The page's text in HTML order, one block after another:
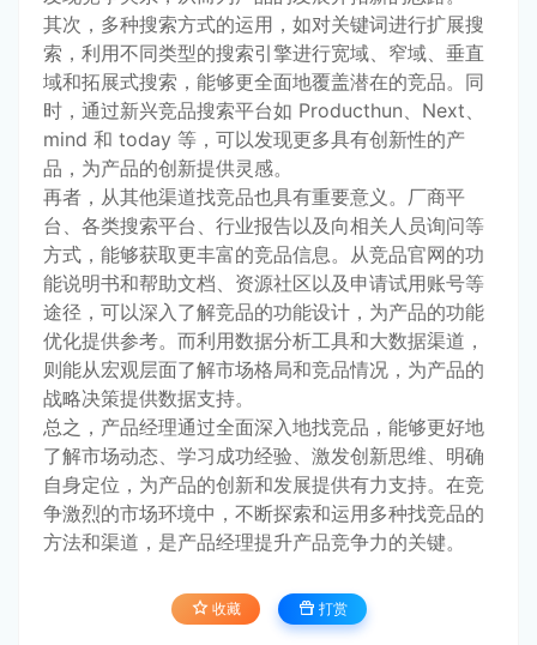
其次，多种搜索方式的运用，如对关键词进行扩展搜
索，利用不同类型的搜索引擎进行宽域、窄域、垂直
域和拓展式搜索，能够更全面地覆盖潜在的竞品。同
时，通过新兴竞品搜索平台如 Producthun、Next、
mind 和 today 等，可以发现更多具有创新性的产
品，为产品的创新提供灵感。
再者，从其他渠道找竞品也具有重要意义。厂商平
台、各类搜索平台、行业报告以及向相关人员询问等
方式，能够获取更丰富的竞品信息。从竞品官网的功
能说明书和帮助文档、资源社区以及申请试用账号等
途径，可以深入了解竞品的功能设计，为产品的功能
优化提供参考。而利用数据分析工具和大数据渠道，
则能从宏观层面了解市场格局和竞品情况，为产品的
战略决策提供数据支持。
总之，产品经理通过全面深入地找竞品，能够更好地
了解市场动态、学习成功经验、激发创新思维、明确
自身定位，为产品的创新和发展提供有力支持。在竞
争激烈的市场环境中，不断探索和运用多种找竞品的
方法和渠道，是产品经理提升产品竞争力的关键。
收藏 打赏